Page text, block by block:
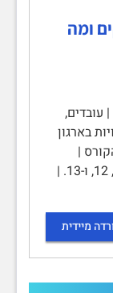
ומה
האוניברסיטה הפתוחה | 13053 | עובדים,
בארגון
חוברת הקורס |
החוברת כוללת את שאלות הממ"נים 11, 12, ו-13. |
מיידית